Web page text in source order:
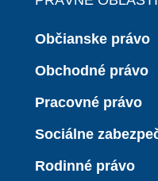
Občianske právo
Obchodné právo
Pracovné právo
Sociálne
Rodinné právo